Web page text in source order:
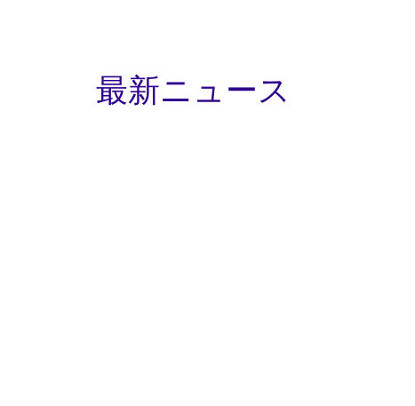
最新ニュース